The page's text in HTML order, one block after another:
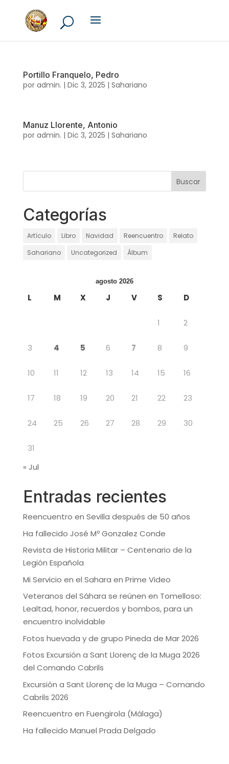
Portillo Franquelo, Pedro
por admin. | Dic 3, 2025 | Sahariano
Manuz Llorente, Antonio
por admin. | Dic 3, 2025 | Sahariano
Categorías
Artículo Libro Navidad Reencuentro
Relato
Sahariano
Uncategorized Álbum
agosto 2026
L M X J V S D
1 2
3 4 5 6 7 8 9
10 11 12 13 14 15 16
17 18 19 20 21 22 23
24 25 26 27 28 29 30
31
« Jul
Entradas recientes
Reencuentro en Sevilla después de 50 años
Ha fallecido José Mº Gonzalez Conde
Revista de Historia Militar – Centenario de la
Legión Española
Mi Servicio en el Sahara en Prime Video
Veteranos del Sáhara se reúnen en Tomelloso:
Lealtad, honor, recuerdos y bombos, para un
encuentro inolvidable
Fotos huevada y de grupo Pineda de Mar 2026
Fotos Excursión a Sant Llorenç de la Muga 2026
del Comando Cabrils
Excursión a Sant Llorenç de la Muga – Comando
Cabrils 2026
Reencuentro en Fuengirola (Málaga)
Ha fallecido Manuel Prada Delgado